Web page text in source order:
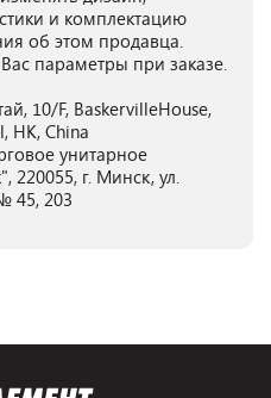
и комплектацию
об этом продавца.
параметры при заказе.
10/F, BaskervilleHouse,
HK, China
унитарное
220055, г. Минск, ул.
45, 203